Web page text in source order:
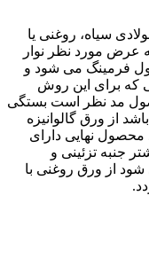
سیاه، روغنی یا
عرض مورد نظر نوار
فرمینگ می شود و
که برای این روش
مد نظر است بستگی
از ورق گالوانیزه
محصول نهایی دارای
جنبه تزئینی و
شود از ورق روغنی با